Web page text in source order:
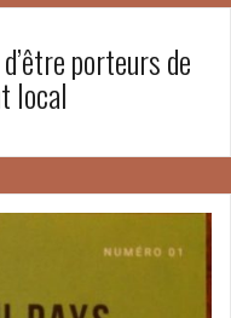
porteurs de
local